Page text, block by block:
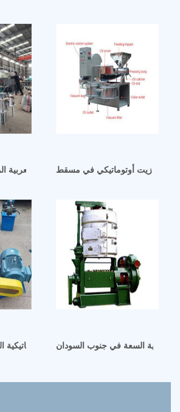
معصرة زيت الخردل الكبيرة في الإمارات
مكبس زيت أوتوماتيكي في مسقط
آلة عصر زيت فول الصويا الأوتوماتيكية
عالية السعة في جنوب السودان